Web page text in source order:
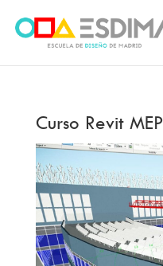
Curso Revit MEP